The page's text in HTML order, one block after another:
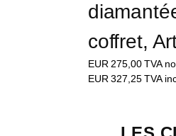
coffret,
EUR275,00TVA
EUR327,25TVA